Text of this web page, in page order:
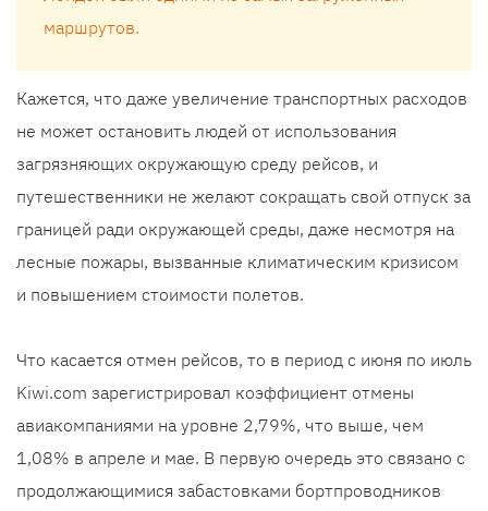
маршрутов.
Кажется, что даже увеличение транспортных расходов
не может остановить людей от использования
загрязняющих окружающую среду рейсов, и
путешественники не желают сокращать свой отпуск за
границей ради окружающей среды, даже несмотря на
лесные пожары, вызванные климатическим кризисом
и повышением стоимости полетов.
Что касается отмен рейсов, то в период с июня по июль
Kiwi.com зарегистрировал коэффициент отмены
авиакомпаниями на уровне 2,79%, что выше, чем
1,08% в апреле и мае. В первую очередь это связано с
продолжающимися забастовками бортпроводников